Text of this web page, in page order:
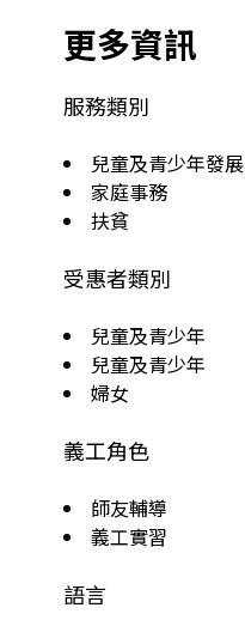
更多資訊
服務類別
兒童及青少年發展
家庭事務
扶貧
受惠者類別
兒童及青少年
兒童及青少年
婦女
義工角色
師友輔導
義工實習
語言